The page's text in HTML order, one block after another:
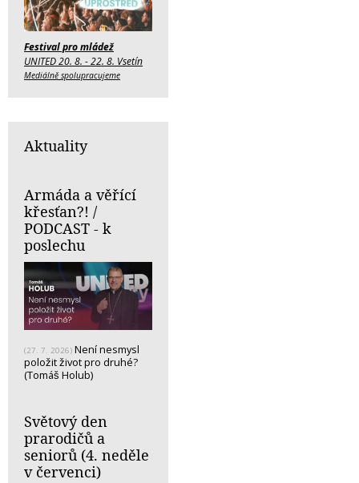
Festival pro mládež
UNITED 20. 8. - 22. 8. Vsetín
Mediálně spolupracujeme
Aktuality
Armáda a věřící
křesťan?! /
PODCAST - k
poslechu
(27. 7. 2026) Není nesmysl
položit život pro druhé?
(Tomáš Holub)
Světový den
prarodičů a
seniorů (4. neděle
v červenci)